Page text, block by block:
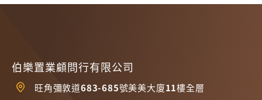
伯樂置業顧問行有限公司
旺角彌敦道683-685號美美大廈11樓全層